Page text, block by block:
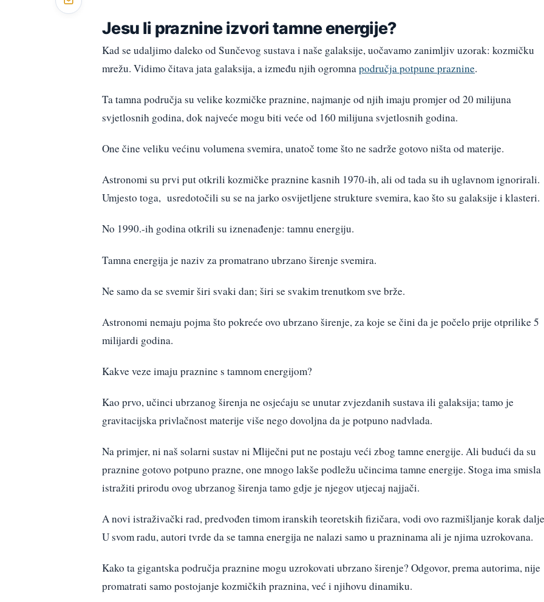
Jesu li praznine izvori tamne energije?
Kad se udaljimo daleko od Sunčevog sustava i naše galaksije, uočavamo zanimljiv uzorak: kozmičku
mrežu. Vidimo čitava jata galaksija, a između njih ogromnapodručja potpune praznine.
Ta tamna područja su velike kozmičke praznine, najmanje od njih imaju promjer od 20 milijuna
svjetlosnih godina, dok najveće mogu biti veće od 160 milijuna svjetlosnih godina.
One čine veliku većinu volumena svemira, unatoč tome što ne sadrže gotovo ništa od materije.
Astronomi su prvi put otkrili kozmičke praznine kasnih 1970-ih, ali od tada su ih uglavnom ignorirali.
Umjesto toga, usredotočili su se na jarko osvijetljene strukture svemira, kao što su galaksije i klasteri.
No 1990.-ih godina otkrili su iznenađenje: tamnu energiju.
Tamna energija je naziv za promatrano ubrzano širenje svemira.
Ne samo da se svemir širi svaki dan; širi se svakim trenutkom sve brže.
Astronomi nemaju pojma što pokreće ovo ubrzano širenje, za koje se čini da je počelo prije otprilike 5
milijardi godina.
Kakve veze imaju praznine s tamnom energijom?
Kao prvo, učinci ubrzanog širenja ne osjećaju se unutar zvjezdanih sustava ili galaksija; tamo je
gravitacijska privlačnost materije više nego dovoljna da je potpuno nadvlada.
Na primjer, ni naš solarni sustav ni Mliječni put ne postaju veći zbog tamne energije. Ali budući da su
praznine gotovo potpuno prazne, one mnogo lakše podležu učincima tamne energije. Stoga ima smisla
istražiti prirodu ovog ubrzanog širenja tamo gdje je njegov utjecaj najjači.
A novi istraživački rad, predvođen timom iranskih teoretskih fizičara, vodi ovo razmišljanje korak
U svom radu, autori tvrde da se tamna energija ne nalazi samo u prazninama ali je njima uzrokovana.
Kako ta gigantska područja praznine mogu uzrokovati ubrzano širenje? Odgovor, prema autorima, nije
promatrati samo postojanje kozmičkih praznina, već i njihovu dinamiku.